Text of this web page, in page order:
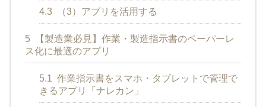
4.3 （3）アプリを活用する
5
【製造業必見】作業・製造指示書のペーパーレ
ス化に最適のアプリ
5.1 作業指示書をスマホ・タブレットで管理で
きるアプリ「ナレカン」